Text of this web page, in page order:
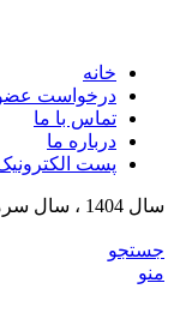
خانه
درخواست
تماس با ما
درباره ما
پست
سال 1404 ، سال سرمایه گذاری برای تولید
جستجو
منو